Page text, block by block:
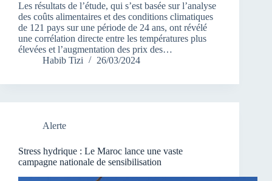
Les résultats de l’étude, qui s’est basée sur l’analyse
des coûts alimentaires et des conditions climatiques
de 121 pays sur une période de 24 ans, ont révélé
une corrélation directe entre les températures plus
élevées et l’augmentation des prix des…
Habib Tizi
26/03/2024
Alerte
Stress hydrique : Le Maroc lance une vaste
campagne nationale de sensibilisation